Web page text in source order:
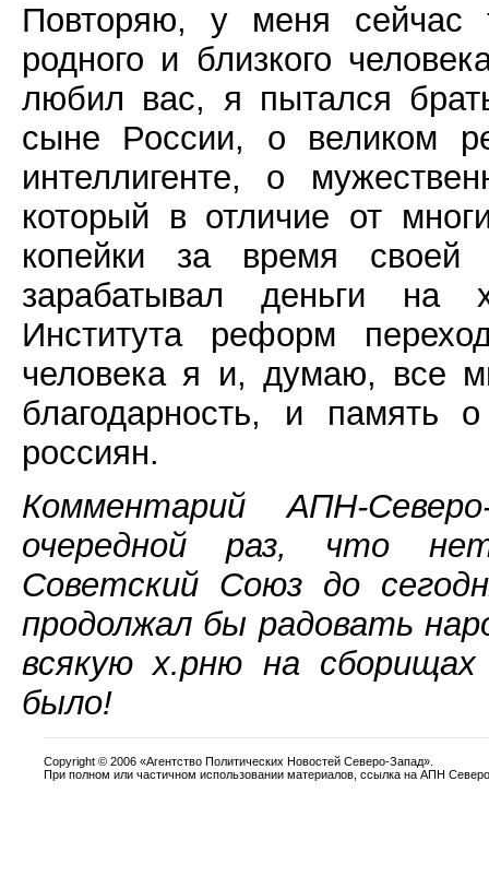
Повторяю, у меня сейчас
родного и близкого
любил вас, я пытался
сыне России, о великом
интеллигенте, о
который в отличие от
копейки за время своей
зарабатывал деньги на
Института реформ
человека я и, думаю, все
благодарность, и память
россиян.
Комментарий АПН-
очередной раз, что
Советский Союз до
продолжал бы радовать
всякую х.рню на
было!
Copyright © 2006 «Агентство Политических Новостей Северо-Запад».
При полном или частичном использовании материалов, ссылка на АПН